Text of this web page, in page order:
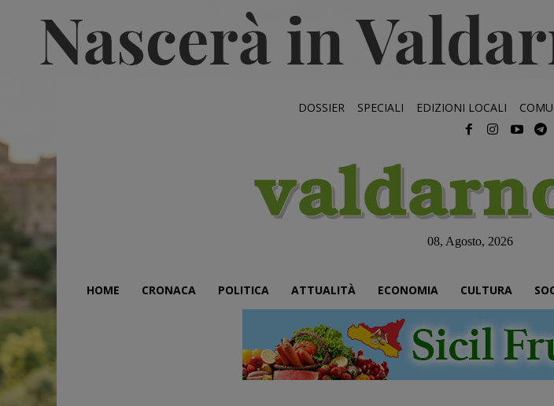
DOSSIER SPECIALI EDIZIONI LOCALI
08, Agosto, 2026
HOME CRONACA POLITICA ATTUALITÀ ECONOMIA CULTURA